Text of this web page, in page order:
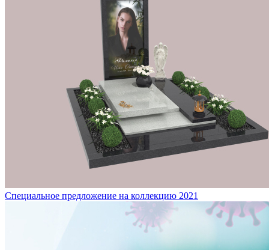
Специальное предложение на коллекцию 2021